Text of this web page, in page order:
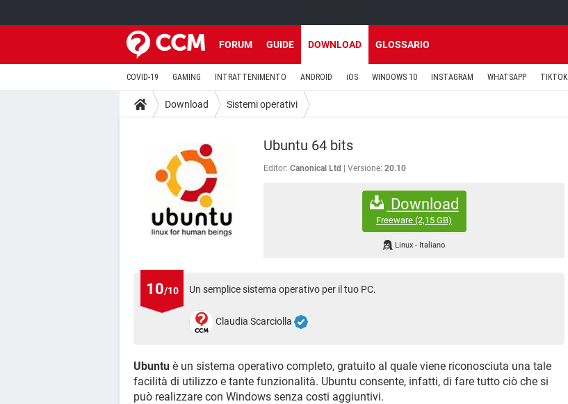
FORUM GUIDE DOWNLOAD GLOSSARIO
COVID-19 GAMING INTRATTENIMENTO ANDROID iOS WINDOWS 10 INSTAGRAM WHATSAPP TIKTOK
Download Sistemi operativi
Ubuntu 64 bits
Editor: Canonical Ltd Versione: 20.10
Download
Freeware (2,15 GB)
Linux- Italiano
10/10 Un semplice sistema operativo per il tuo PC.
Claudia Scarciolla
Ubuntu è un sistema operativo completo, gratuito al quale viene riconosciuta una tale
facilità di utilizzo e tante funzionalità. Ubuntu consente, infatti, di fare tutto ciò che si
può realizzare con Windows senza costi aggiuntivi.